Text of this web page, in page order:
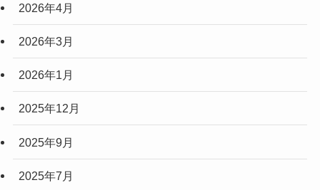
2026年4月
2026年3月
2026年1月
2025年12月
2025年9月
2025年7月